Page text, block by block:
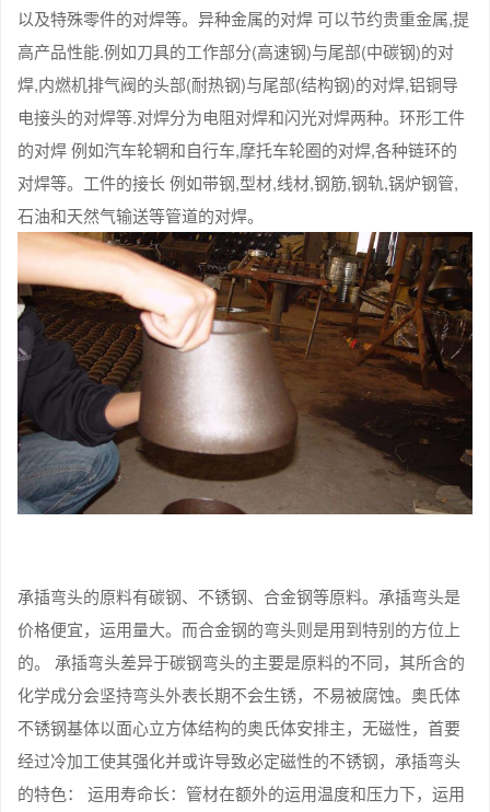
以及特殊零件的对焊等。异种金属的对焊 可以节约贵重金属,提
高产品性能.例如刀具的工作部分(高速钢)与尾部(中碳钢)的对
焊,内燃机排气阀的头部(耐热钢)与尾部(结构钢)的对焊,铝铜导
电接头的对焊等.对焊分为电阻对焊和闪光对焊两种。环形工件
的对焊 例如汽车轮辋和自行车,摩托车轮圈的对焊,各种链环的
对焊等。工件的接长 例如带钢,型材,线材,钢筋,钢轨,锅炉钢管,
石油和天然气输送等管道的对焊。
承插弯头的原料有碳钢、不锈钢、合金钢等原料。承插弯头是
价格便宜，运用量大。而合金钢的弯头则是用到特别的方位上
的。 承插弯头差异于碳钢弯头的主要是原料的不同，其所含的
化学成分会坚持弯头外表长期不会生锈，不易被腐蚀。奥氏体
不锈钢基体以面心立方体结构的奥氏体安排主，无磁性，首要
经过冷加工使其强化并或许导致必定磁性的不锈钢，承插弯头
的特色： 运用寿命长：管材在额外的运用温度和压力下，运用